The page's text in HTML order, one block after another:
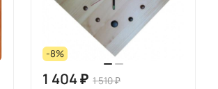
-8%
1 404 ₽ 1 510 ₽